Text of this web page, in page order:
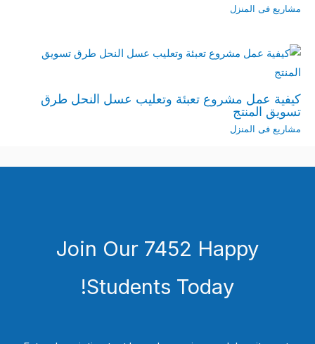
مشاريع فى المنزل
كيفية عمل مشروع تعبئة وتعليب عسل النحل طرق
تسويق المنتج
مشاريع فى المنزل
Join Our 7452 Happy
Students​ Today!